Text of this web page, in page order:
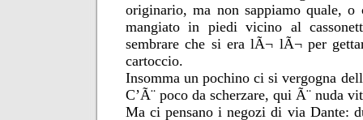
originario, ma non sappiamo quale, o
mangiato in piedi vicino al
sembrare che si era lÃ¬ lÃ¬ per
cartoccio.
Insomma un pochino ci si vergogna
C’Ã¨ poco da scherzare, qui Ã¨ nuda
Ma ci pensano i negozi di via Dante: